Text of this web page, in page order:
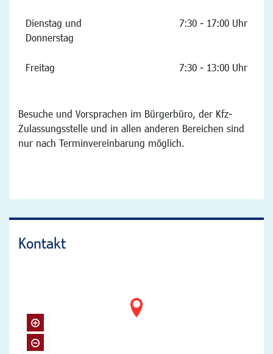
Dienstag und
Donnerstag
7:30 - 17:00 Uhr
Freitag 7:30 - 13:00 Uhr
Besuche und Vorsprachen im Bürgerbüro, der Kfz-
Zulassungsstelle und in allen anderen Bereichen sind
nur nach Terminvereinbarung möglich.
Kontakt